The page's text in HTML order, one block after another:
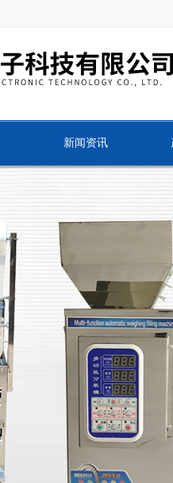
新闻资讯